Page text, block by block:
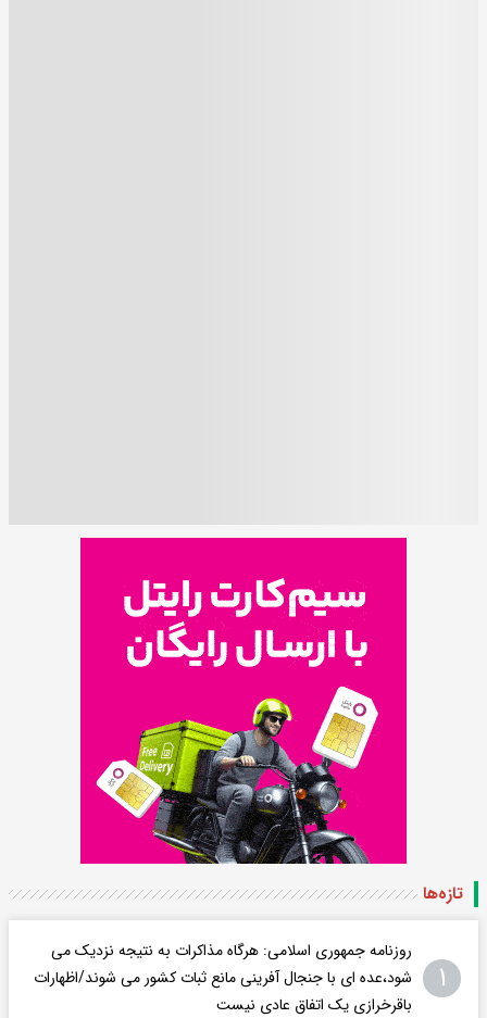
تازه‌ها
۱
روزنامه جمهوری اسلامی: هرگاه مذاکرات به نتیجه نزدیک می
شود،عده ای با جنجال آفرینی مانع ثبات کشور می شوند/اظهارات
باقرخرازی یک اتفاق عادی نیست